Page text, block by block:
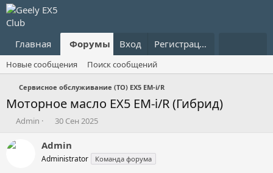
Главная Форумы Что нового?
Вход Регистрация
Новые сообщения Поиск сообщений
Сервисное обслуживание (ТО) EX5 EM-i/R
Моторное масло EX5 EM-i/R (Гибрид)
А
т
Admin
Д
т
а
н
30 Сен 2025
Admin
Administrator Команда форума